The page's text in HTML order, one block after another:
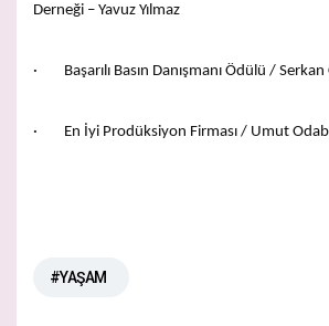
Derneği – Yavuz Yılmaz
· Başarılı Basın Danışmanı Ödülü / Serkan
· En İyi Prodüksiyon Firması / Umut
#YAŞAM